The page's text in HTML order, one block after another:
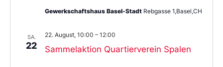
Gewerkschaftshaus Basel-Stadt Rebgasse 1,Basel,CH
SA.
22 Sammelaktion Quartierverein Spalen
22. August, 10:00 – 12:00